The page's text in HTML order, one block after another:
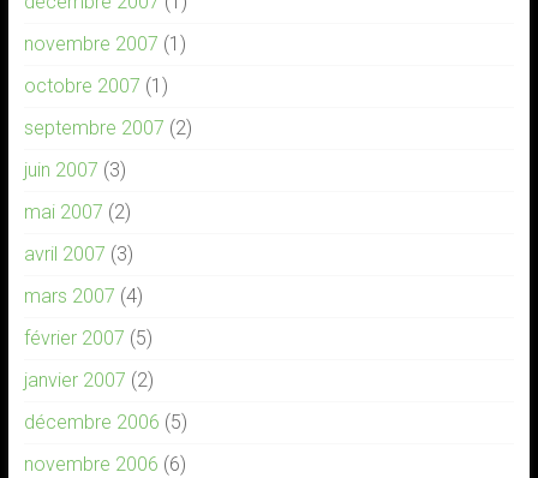
novembre 2007 (1)
octobre 2007 (1)
septembre 2007 (2)
juin 2007 (3)
mai 2007 (2)
avril 2007 (3)
mars 2007 (4)
février 2007 (5)
janvier 2007 (2)
décembre 2006 (5)
novembre 2006 (6)